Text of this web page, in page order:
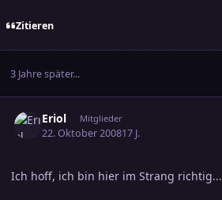
Zitieren
3 Jahre später...
Eriol Mitglieder
22. Oktober 200817 J.
Ich hoff, ich bin hier im Strang richtig...